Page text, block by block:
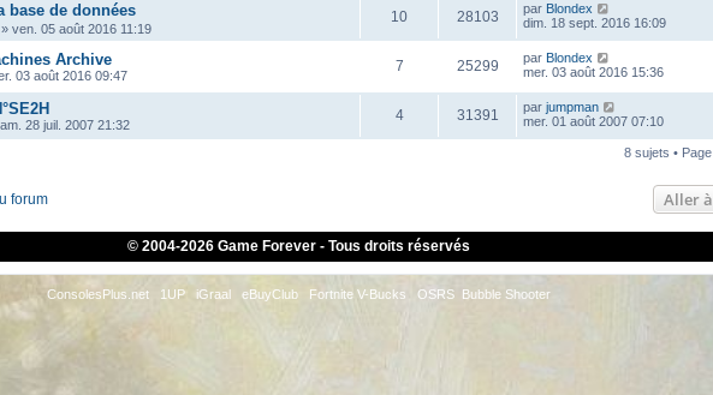
base de données
» ven. 05 août 2016 11:19
10 28103 par Blondex
dim. 18 sept. 2016 16:09
Archive
03 août 2016 09:47
7 25299 par Blondex
mer. 03 août 2016 15:36
28 juil. 2007 21:32
4 31391 par jumpman
mer. 01 août 2007 07:10
8 sujets • Page
forum Aller à
© 2004-2026 Game Forever - Tous droits réservés
ConsolesPlus.net 1UP iGraal eBuyClub Fortnite V-Bucks OSRS Bubble Shooter